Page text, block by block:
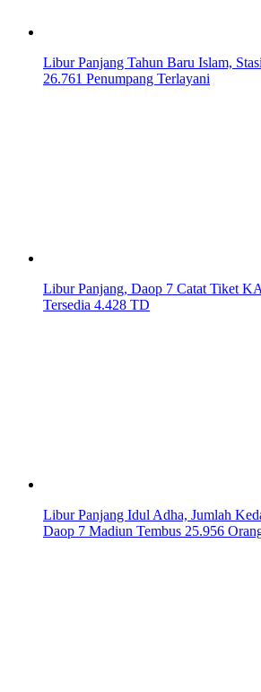
Libur Panjang Tahun Baru Islam,
26.761 Penumpang Terlayani
Libur Panjang, Daop 7 Catat Tiket
Tersedia 4.428 TD
Libur Panjang Idul Adha, Jumlah
Daop 7 Madiun Tembus 25.956